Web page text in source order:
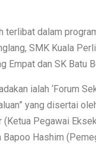
terlibat dalam
SMK Kuala
Empat dan SK Batu
ialah ‘Forum
yang disertai
(Ketua Pegawai
Bapoo Hashim